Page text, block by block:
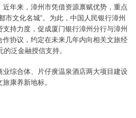
年来，漳州市凭借资源禀赋优势，重点
市文化名城”。为此，中国人民银行漳州
持力度，促成厦门银行漳州分行与漳州
协议，约定在未来几年内向相关文旅经
泛金融授信支持。
综合体、片仔癀温泉酒店两大项目建设
康养新地标。